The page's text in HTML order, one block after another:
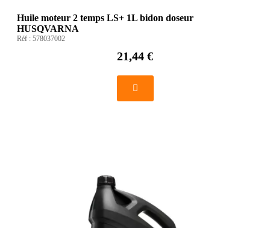
Huile moteur 2 temps LS+ 1L bidon doseur
HUSQVARNA
Réf : 578037002
21,44 €